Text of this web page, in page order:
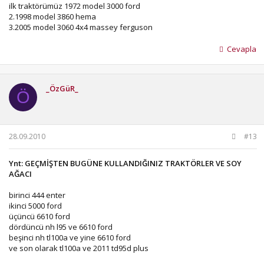
ilk traktörümüz 1972 model 3000 ford
2.1998 model 3860 hema
3.2005 model 3060 4x4 massey ferguson
Cevapla
Ö _ÖzGüR_
28.09.2010 #13
Ynt: GEÇMİŞTEN BUGÜNE KULLANDIĞINIZ TRAKTÖRLER VE SOY
AĞACI
birinci 444 enter
ikinci 5000 ford
üçüncü 6610 ford
dördüncü nh l95 ve 6610 ford
beşinci nh tl100a ve yine 6610 ford
ve son olarak tl100a ve 2011 td95d plus